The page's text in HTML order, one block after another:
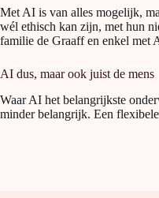
Met AI is van alles mogelijk,
wél ethisch kan zijn, met hun
familie de Graaff en enkel met
AI dus, maar ook juist de mens
Waar AI het belangrijkste
minder belangrijk. Een